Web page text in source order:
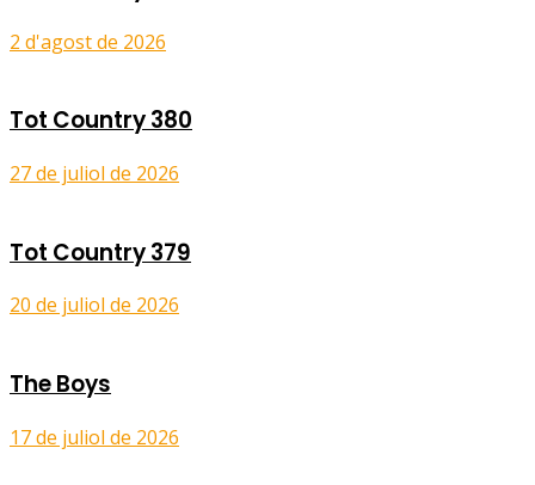
2 d'agost de 2026
Tot Country 380
27 de juliol de 2026
Tot Country 379
20 de juliol de 2026
The Boys
17 de juliol de 2026